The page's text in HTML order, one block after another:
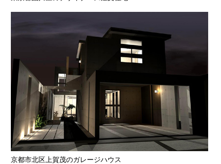
京都市北区上賀茂のガレージハウス